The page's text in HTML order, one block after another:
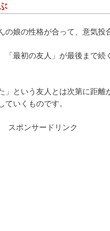
娘の性格が合って、意気投
「最初の友人」が最後まで続
」という友人とは次第に距離
ていくものです。
スポンサードリンク